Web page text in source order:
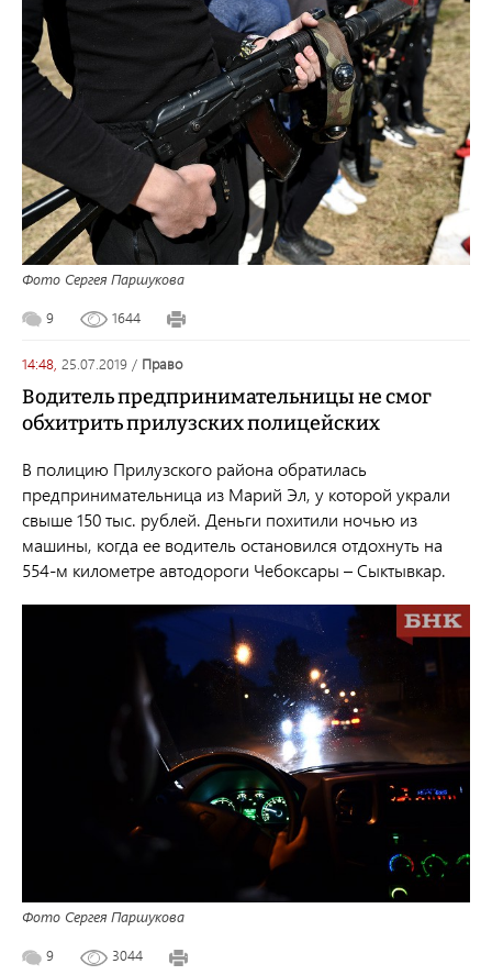
Фото Сергея Паршукова
9 1644
14:48, 25.07.2019 / право
Водитель предпринимательницы не смог
обхитрить прилузских полицейских
В полицию Прилузского района обратилась
предпринимательница из Марий Эл, у которой украли
свыше 150 тыс. рублей. Деньги похитили ночью из
машины, когда ее водитель остановился отдохнуть на
554-м километре автодороги Чебоксары – Сыктывкар.
Фото Сергея Паршукова
9 3044